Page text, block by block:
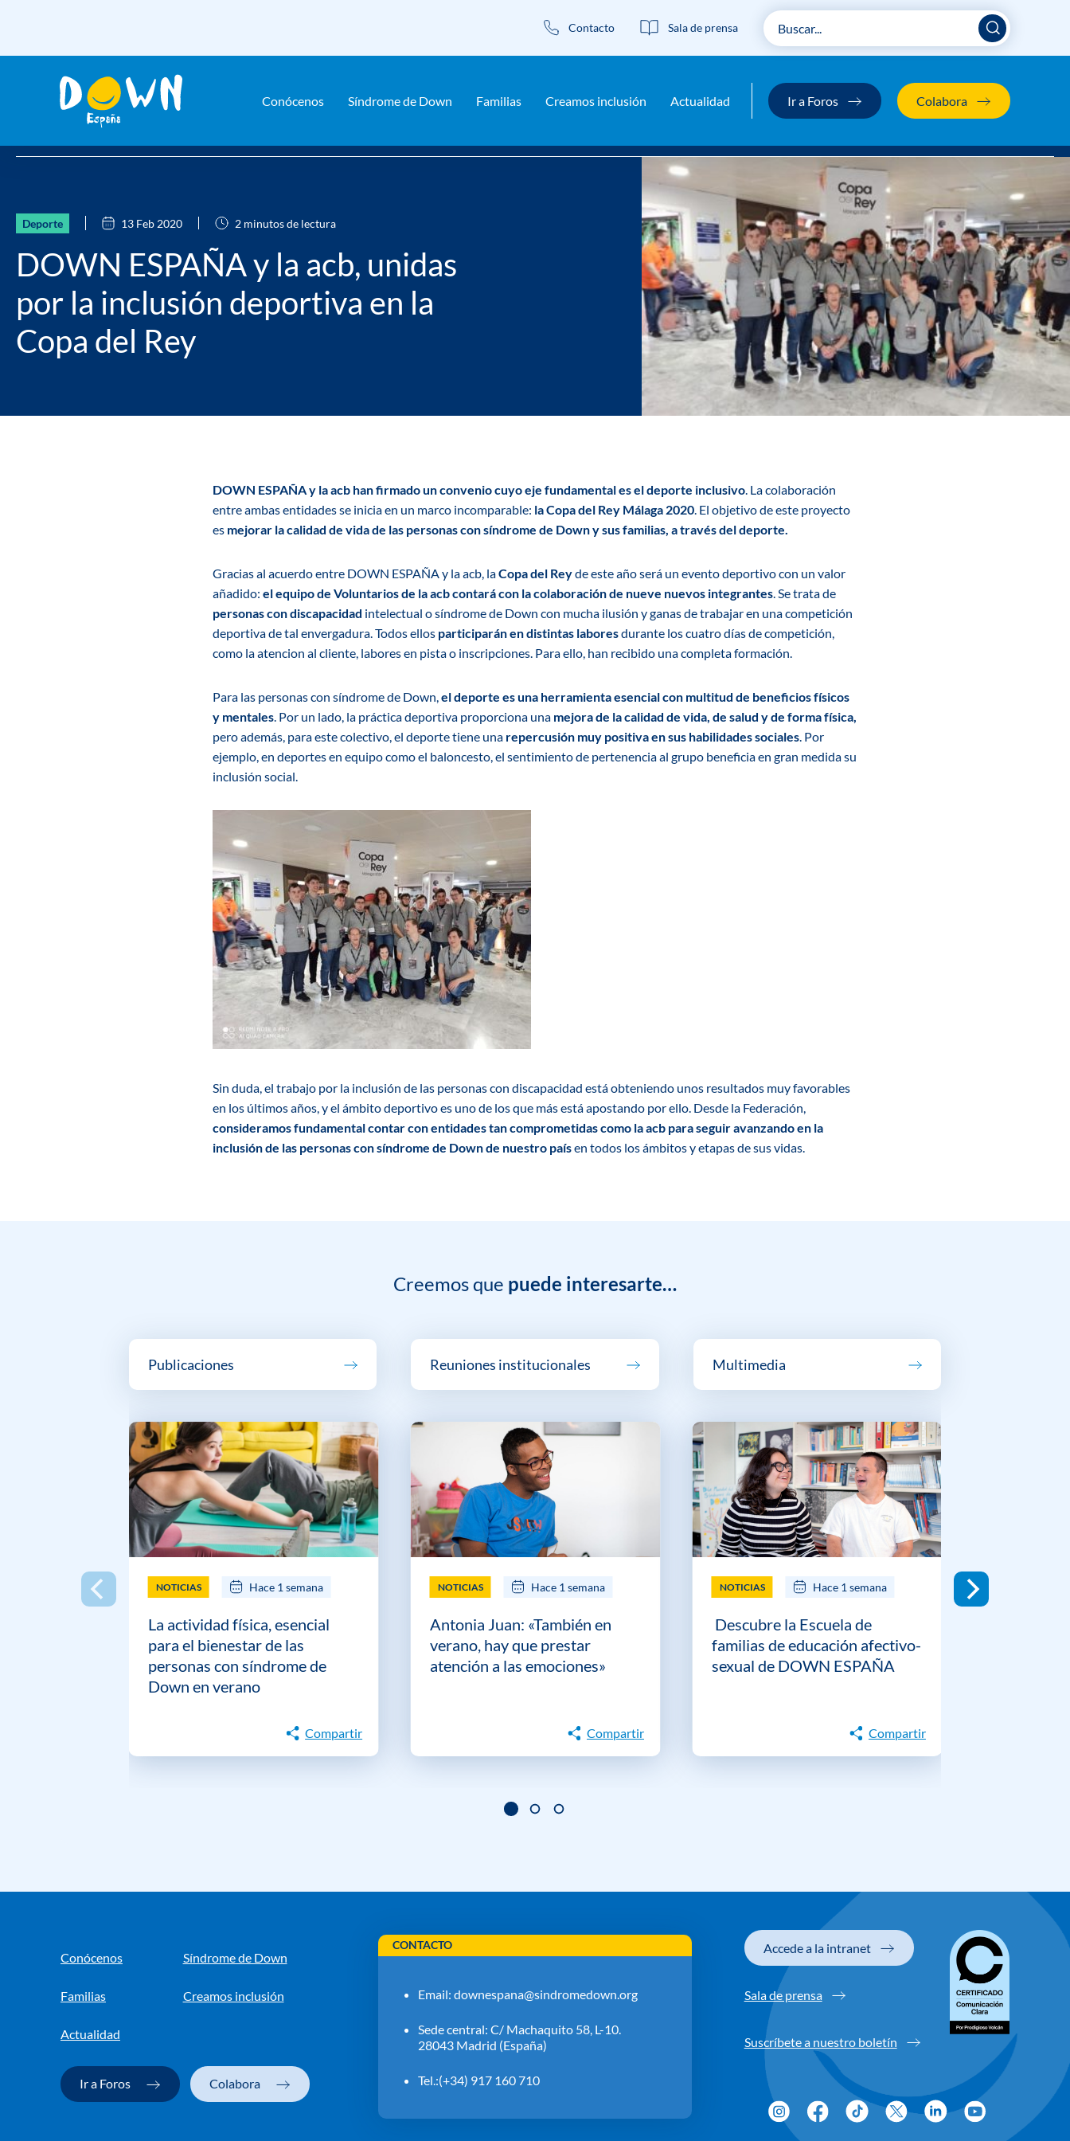
contenido
Conócenos Síndrome de Down Familias Creamos inclusión Actualidad Ir a Foros Colabora
Contacto Sala de prensa
Deporte 13 Feb 2020 2 minutos de lectura
DOWN ESPAÑA y la acb, unidas
por la inclusión deportiva en la
Copa del Rey
DOWN ESPAÑA y la acb han firmado un convenio cuyo eje fundamental es el deporte inclusivo. La colaboración
entre ambas entidades se inicia en un marco incomparable: la Copa del Rey Málaga 2020. El objetivo de este proyecto
es mejorar la calidad de vida de las personas con síndrome de Down y sus familias, a través del deporte.
Gracias al acuerdo entre DOWN ESPAÑA y la acb, laCopa del Reyde este año será un evento deportivo con un valor
añadido: el equipo de Voluntarios de la acb contará con la colaboración de nueve nuevos integrantes. Se trata de
personas con discapacidad intelectual o síndrome de Down con mucha ilusión y ganas de trabajar en una competición
deportiva de tal envergadura. Todos ellos participarán en distintas laboresdurante los cuatro días de competición,
como la atencion al cliente, labores en pista o inscripciones. Para ello, han recibido una completa formación.
Para las personas con síndrome de Down,el deporte es una herramienta esencial con multitud de beneficios físicos
y mentales. Por un lado, la práctica deportiva proporciona una mejora de la calidad de vida, de salud y de forma física,
pero además, para este colectivo, el deporte tiene una repercusión muy positiva en sus habilidades sociales. Por
ejemplo, en deportes en equipo como el baloncesto, el sentimiento de pertenencia al grupo beneficia en gran medida su
inclusión social.
Sin duda, el trabajo por la inclusión de las personas con discapacidad está obteniendo unos resultados muy favorables
en los últimos años, y el ámbito deportivo es uno de los que más está apostando por ello. Desde la Federación,
consideramos fundamental contar con entidades tan comprometidas como la acb para seguir avanzando en la
inclusión de las personas con síndrome de Down de nuestro paísen todos los ámbitos y etapas de sus vidas.
Creemos que puede interesarte…
Publicaciones Reuniones institucionales Multimedia
NOTICIAS Hace 1 semana
La actividad física, esencial
para el bienestar de las
personas con síndrome de
Down en verano
Compartir
NOTICIAS Hace 1 semana
Antonia Juan: «También en
verano, hay que prestar
atención a las emociones»
Compartir
NOTICIAS Hace 1 semana
Descubre la Escuela de
familias de educación afectivo-
sexual de DOWN ESPAÑA
Compartir
Conócenos Síndrome de Down
Familias Creamos inclusión
Actualidad
Ir a Foros Colabora
CONTACTO
Email:downespana@sindromedown.org
Sede central: C/ Machaquito 58, L-10.
28043 Madrid (España)
Tel.:(+34) 917 160 710
Accede a la intranet
Sala de prensa
Suscríbete a nuestro boletín